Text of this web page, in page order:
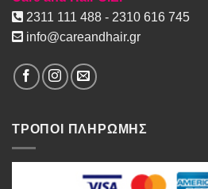
2311 111 488 - 2310 616 745
info@careandhair.gr
ΤΡΟΠΟΙ ΠΛΗΡΩΜΗΣ